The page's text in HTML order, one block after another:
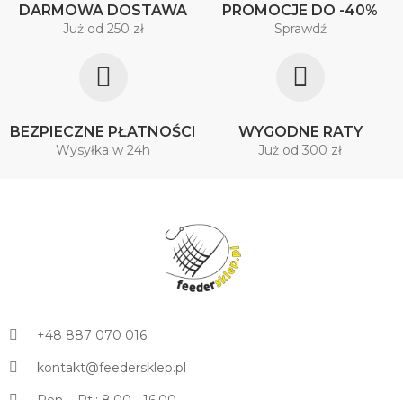
DARMOWA DOSTAWA
Już od 250 zł
PROMOCJE DO -40%
Sprawdź
BEZPIECZNE PŁATNOŚCI
Wysyłka w 24h
WYGODNE RATY
Już od 300 zł
+48 887 070 016
kontakt@feedersklep.pl